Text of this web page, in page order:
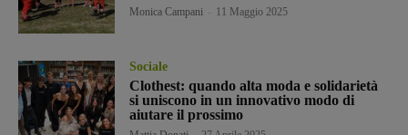
Monica Campani 11 Maggio 2025
Sociale
Clothest: quando alta moda e solidarietà
si uniscono in un innovativo modo di
aiutare il prossimo